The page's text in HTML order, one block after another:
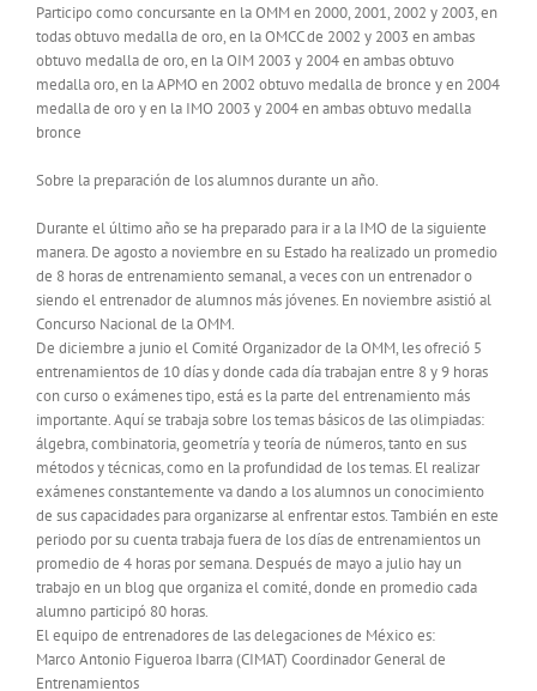
Participo como concursante en la OMM en 2000, 2001, 2002 y 2003, en
todas obtuvo medalla de oro, en la OMCC de 2002 y 2003 en ambas
obtuvo medalla de oro, en la OIM 2003 y 2004 en ambas obtuvo
medalla oro, en la APMO en 2002 obtuvo medalla de bronce y en 2004
medalla de oro y en la IMO 2003 y 2004 en ambas obtuvo medalla
bronce
Sobre la preparación de los alumnos durante un año.
Durante el último año se ha preparado para ir a la IMO de la siguiente
manera. De agosto a noviembre en su Estado ha realizado un promedio
de 8 horas de entrenamiento semanal, a veces con un entrenador o
siendo el entrenador de alumnos más jóvenes. En noviembre asistió al
Concurso Nacional de la OMM.
De diciembre a junio el Comité Organizador de la OMM, les ofreció 5
entrenamientos de 10 días y donde cada día trabajan entre 8 y 9 horas
con curso o exámenes tipo, está es la parte del entrenamiento más
importante. Aquí se trabaja sobre los temas básicos de las olimpiadas:
álgebra, combinatoria, geometría y teoría de números, tanto en sus
métodos y técnicas, como en la profundidad de los temas. El realizar
exámenes constantemente va dando a los alumnos un conocimiento
de sus capacidades para organizarse al enfrentar estos. También en este
periodo por su cuenta trabaja fuera de los días de entrenamientos un
promedio de 4 horas por semana. Después de mayo a julio hay un
trabajo en un blog que organiza el comité, donde en promedio cada
alumno participó 80 horas.
El equipo de entrenadores de las delegaciones de México es:
Marco Antonio Figueroa Ibarra (CIMAT) Coordinador General de
Entrenamientos